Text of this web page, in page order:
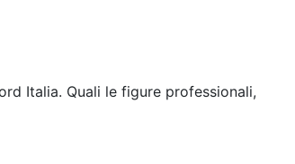
Italia. Quali le figure professionali,